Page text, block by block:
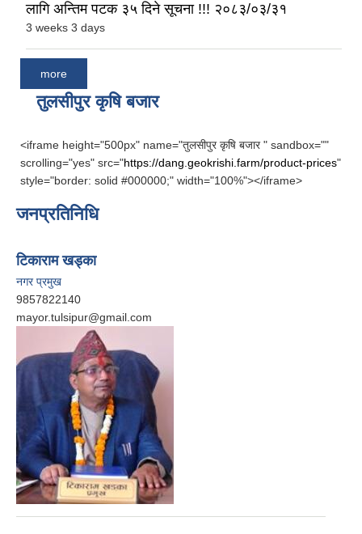
लागि अन्तिम पटक ३५ दिने सूचना !!! २०८३/०३/३१
3 weeks 3 days
more
तुलसीपुर कृषि बजार
<iframe height="500px" name="तुलसीपुर कृषि बजार " sandbox=""
scrolling="yes" src="https://dang.geokrishi.farm/product-prices"
style="border: solid #000000;" width="100%"></iframe>
जनप्रतिनिधि
टिकाराम खड्का
नगर प्रमुख
9857822140
mayor.tulsipur@gmail.com